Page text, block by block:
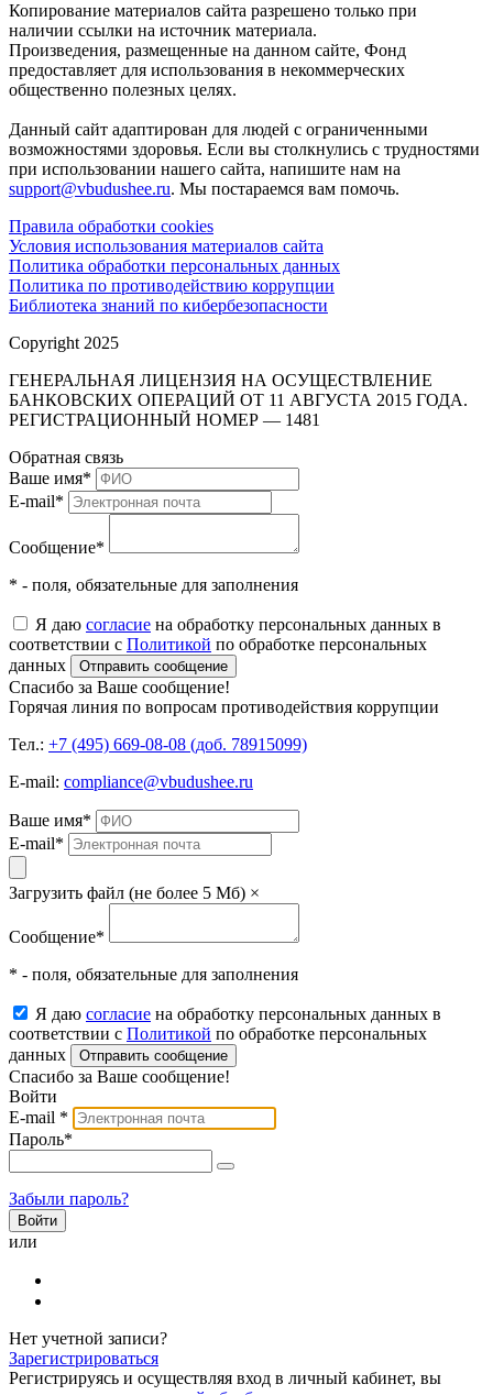
Копирование материалов сайта разрешено только при
наличии ссылки на источник материала.
Произведения, размещенные на данном сайте, Фонд
предоставляет для использования в некоммерческих
общественно полезных целях.
Данный сайт адаптирован для людей с ограниченными
возможностями здоровья. Если вы столкнулись с трудностями
при использовании нашего сайта, напишите нам на
support@vbudushee.ru. Мы постараемся вам помочь.
Правила обработки cookies
Условия использования материалов сайта
Политика обработки персональных данных
Политика по противодействию коррупции
Библиотека знаний по кибербезопасности
Copyright 2025
ГЕНЕРАЛЬНАЯ ЛИЦЕНЗИЯ НА ОСУЩЕСТВЛЕНИЕ
БАНКОВСКИХ ОПЕРАЦИЙ ОТ 11 АВГУСТА 2015 ГОДА.
РЕГИСТРАЦИОННЫЙ НОМЕР — 1481
Обратная связь
Ваше имя*
E-mail*
Сообщение*
* - поля, обязательные для заполнения
Я даю согласие на обработку персональных данных в
соответствии с Политикой по обработке персональных
данных
Отправить сообщение
Спасибо за Ваше сообщение!
Горячая линия по вопросам противодействия коррупции
Тел.: +7 (495) 669-08-08 (доб. 78915099)
E-mail: compliance@vbudushee.ru
Ваше имя*
E-mail*
Загрузить файл (не более 5 Мб) ×
Сообщение*
* - поля, обязательные для заполнения
Я даю согласие на обработку персональных данных в
соответствии с Политикой по обработке персональных
данных
Отправить сообщение
Спасибо за Ваше сообщение!
Войти
E-mail *
Пароль*
Забыли пароль?
или
Нет учетной записи?
Зарегистрироваться
Регистрируясь и осуществляя вход в личный кабинет, вы